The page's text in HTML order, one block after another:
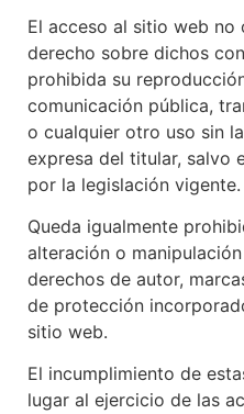
El acceso al sitio web no
derecho sobre dichos
prohibida su
comunicación pública,
o cualquier otro uso sin
expresa del titular, salvo
por la legislación vigente.
Queda igualmente
alteración o
derechos de autor,
de protección
sitio web.
El incumplimiento de
lugar al ejercicio de las